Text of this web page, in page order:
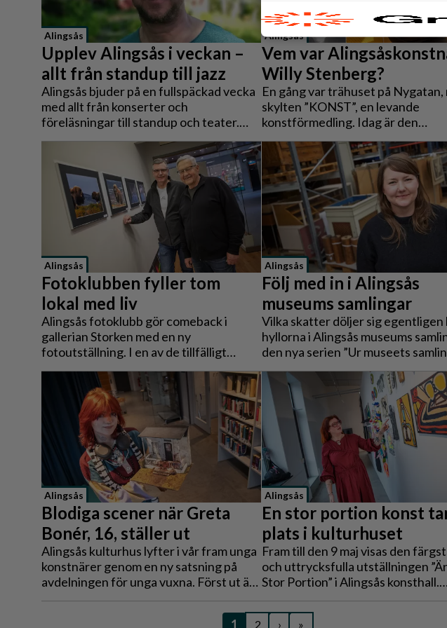
Alingsås
Upplev Alingsås i veckan –
allt från standup till jazz
Alingsås bjuder på en fullspäckad vecka
med allt från konserter och
föreläsningar till standup och teater.
Oavsett om du vill njuta av musik i
parken, träffa författare eller få
inspiration till trädgården finns något
för alla mellan 13 och 20 april.
Alingsås
Vem var
Willy Stenberg?
En gång var trähuset på Nygatan,
skylten ”KONST”, en levande
konstförmedling. Idag är den
grönmålade fasaden bara ett
om än ett starkt sådant. Men
egentligen paret som verkade i
Och framför allt – vem var
tavlor väckte både glädje och
försöker nu Alingsås kulturhus ta
på inför en kommande
Alingsås
Fotoklubben fyller tom
lokal med liv
Alingsås fotoklubb gör comeback i
gallerian Storken med en ny
fotoutställning. I en av de tillfälligt
tomma lokalerna möts besökarna av
både historiska stadsmiljöer och färska
naturbilder – sida vid sida.
Alingsås
Följ med in i Alingsås
museums samlingar
Vilka skatter döljer sig egentligen
hyllorna i Alingsås museums
den nya serien ”Ur museets
berättar samlingsintendenterna
von Brömsen och Frida Lönnberg
unika objekt med lokal förankring,
spännande historier och
personer från det förflutna.
Alingsås
Blodiga scener när Greta
Bonér, 16, ställer ut
Alingsås kulturhus lyfter i vår fram unga
konstnärer genom en ny satsning på
avdelningen för unga vuxna. Först ut är
16-åriga Greta Bonér, vars noggrant
Alingsås
En stor portion konst
plats i kulturhuset
Fram till den 9 maj visas den
och uttrycksfulla utställningen
Stor Portion” i Alingsås konsthall.
Tretton konstnärer från
Biskopsgården i Göteborg ställer
1 2 › »